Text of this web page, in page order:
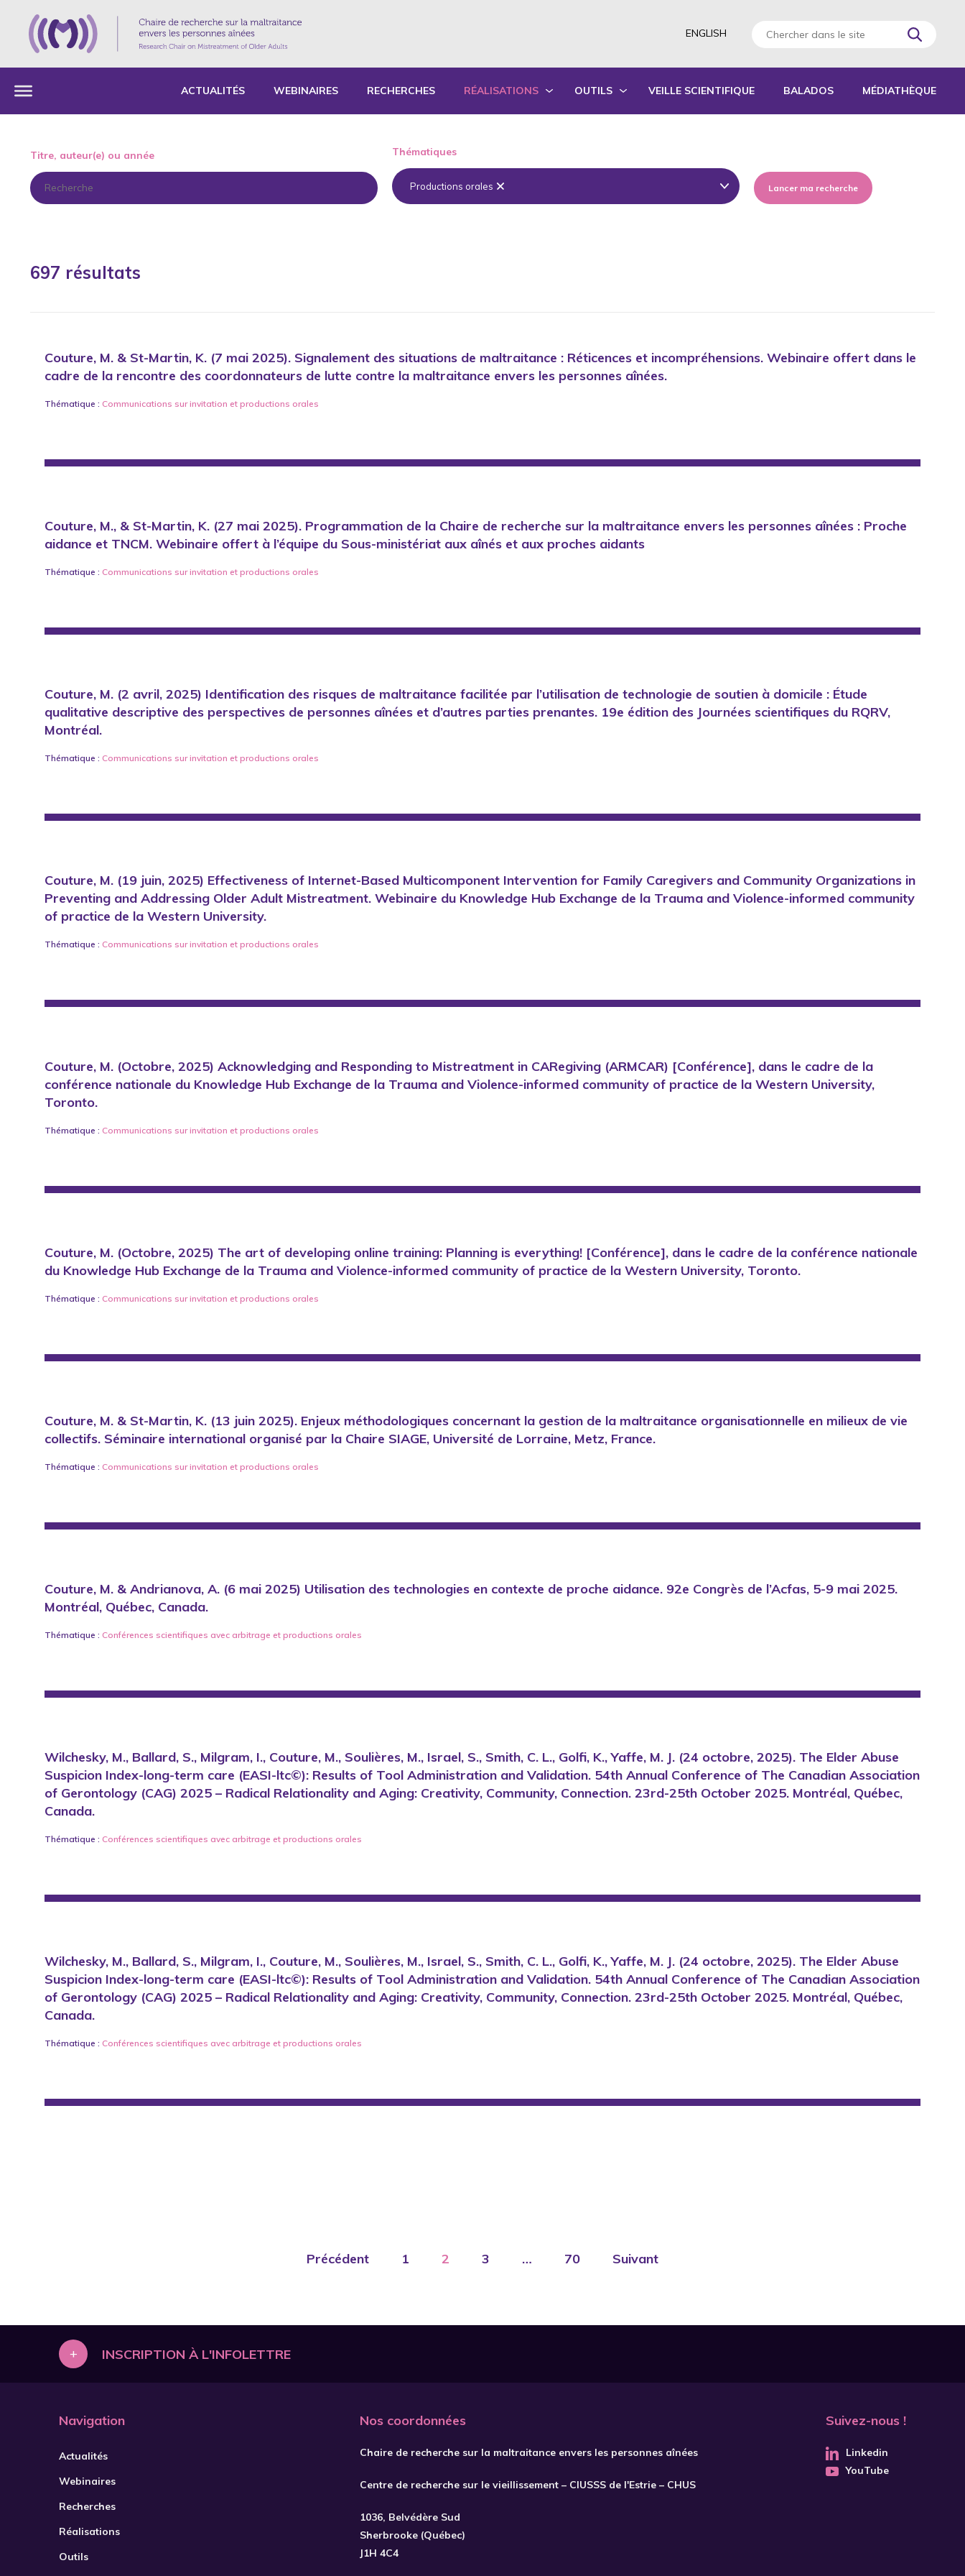
ENGLISH
ACTUALITÉS WEBINAIRES RECHERCHES RÉALISATIONS
SYNTHÈSE DES RAPPORTS ANNUELS D’ACTIVITÉS
OUTILS VEILLE SCIENTIFIQUE BALADOS MÉDIATHÈQUE
Titre, auteur(e) ou année Thématiques
Productions orales Lancer ma recherche
697 résultats
Couture, M. & St-Martin, K. (7 mai 2025). Signalement des situations de maltraitance : Réticences et incompréhensions. Webinaire offert dans le
cadre de la rencontre des coordonnateurs de lutte contre la maltraitance envers les personnes aînées.
Thématique : Communications sur invitation et productions orales
Couture, M., & St-Martin, K. (27 mai 2025). Programmation de la Chaire de recherche sur la maltraitance envers les personnes aînées : Proche
aidance et TNCM. Webinaire offert à l’équipe du Sous-ministériat aux aînés et aux proches aidants
Thématique : Communications sur invitation et productions orales
Couture, M. (2 avril, 2025) Identification des risques de maltraitance facilitée par l’utilisation de technologie de soutien à domicile : Étude
qualitative descriptive des perspectives de personnes aînées et d’autres parties prenantes. 19e édition des Journées scientifiques du RQRV,
Montréal.
Thématique : Communications sur invitation et productions orales
Couture, M. (19 juin, 2025) Effectiveness of Internet-Based Multicomponent Intervention for Family Caregivers and Community Organizations in
Preventing and Addressing Older Adult Mistreatment. Webinaire du Knowledge Hub Exchange de la Trauma and Violence-informed community
of practice de la Western University.
Thématique : Communications sur invitation et productions orales
Couture, M. (Octobre, 2025) Acknowledging and Responding to Mistreatment in CARegiving (ARMCAR) [Conférence], dans le cadre de la
conférence nationale du Knowledge Hub Exchange de la Trauma and Violence-informed community of practice de la Western University,
Toronto.
Thématique : Communications sur invitation et productions orales
Couture, M. (Octobre, 2025) The art of developing online training: Planning is everything! [Conférence], dans le cadre de la conférence nationale
du Knowledge Hub Exchange de la Trauma and Violence-informed community of practice de la Western University, Toronto.
Thématique : Communications sur invitation et productions orales
Couture, M. & St-Martin, K. (13 juin 2025). Enjeux méthodologiques concernant la gestion de la maltraitance organisationnelle en milieux de vie
collectifs. Séminaire international organisé par la Chaire SIAGE, Université de Lorraine, Metz, France.
Thématique : Communications sur invitation et productions orales
Couture, M. & Andrianova, A. (6 mai 2025) Utilisation des technologies en contexte de proche aidance. 92e Congrès de l’Acfas, 5-9 mai 2025.
Montréal, Québec, Canada.
Thématique : Conférences scientifiques avec arbitrage et productions orales
Wilchesky, M., Ballard, S., Milgram, I., Couture, M., Soulières, M., Israel, S., Smith, C. L., Golfi, K., Yaffe, M. J. (24 octobre, 2025). The Elder Abuse
Suspicion Index-long-term care (EASI-ltc©): Results of Tool Administration and Validation. 54th Annual Conference of The Canadian Association
of Gerontology (CAG) 2025 – Radical Relationality and Aging: Creativity, Community, Connection. 23rd-25th October 2025. Montréal, Québec,
Canada.
Thématique : Conférences scientifiques avec arbitrage et productions orales
Wilchesky, M., Ballard, S., Milgram, I., Couture, M., Soulières, M., Israel, S., Smith, C. L., Golfi, K., Yaffe, M. J. (24 octobre, 2025). The Elder Abuse
Suspicion Index-long-term care (EASI-ltc©): Results of Tool Administration and Validation. 54th Annual Conference of The Canadian Association
of Gerontology (CAG) 2025 – Radical Relationality and Aging: Creativity, Community, Connection. 23rd-25th October 2025. Montréal, Québec,
Canada.
Thématique : Conférences scientifiques avec arbitrage et productions orales
Précédent 1 2 3 … 70 Suivant
+ INSCRIPTION À L'INFOLETTRE
Navigation
Actualités
Webinaires
Recherches
Réalisations
Outils
Nos coordonnées
Chaire de recherche sur la maltraitance envers les personnes aînées
Centre de recherche sur le vieillissement – CIUSSS de l'Estrie – CHUS
1036, Belvédère Sud
Sherbrooke (Québec)
J1H 4C4
Suivez-nous !
Linkedin
YouTube